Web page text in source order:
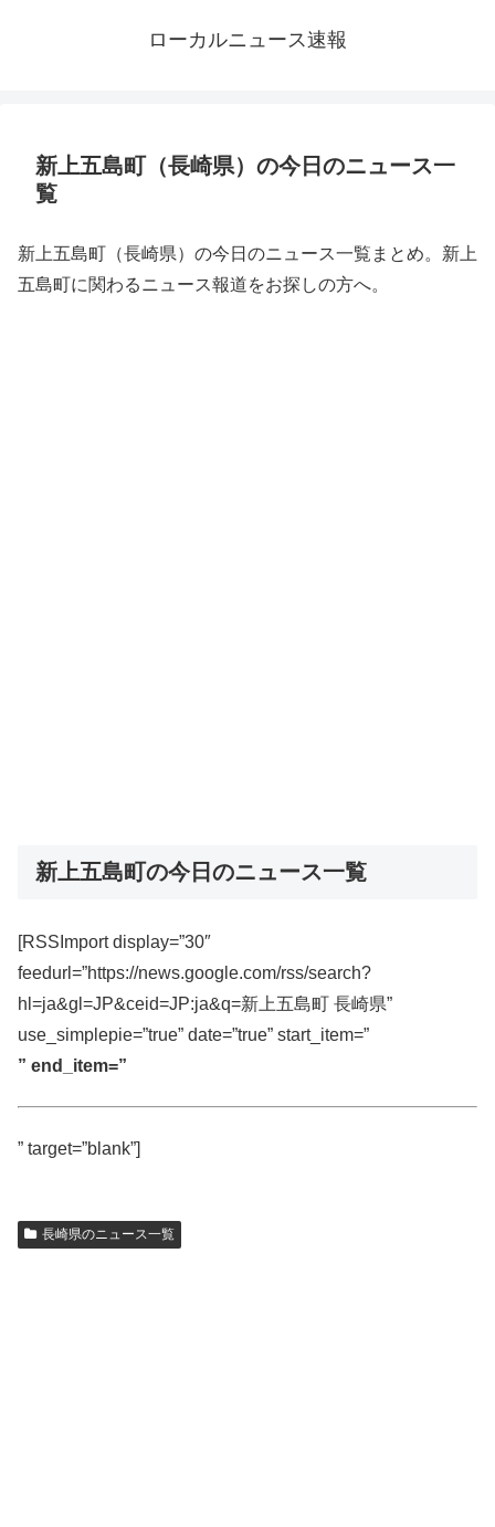
ローカルニュース速報
新上五島町（長崎県）の今日のニュース一
覧
新上五島町（長崎県）の今日のニュース一覧まとめ。新上
五島町に関わるニュース報道をお探しの方へ。
新上五島町の今日のニュース一覧
[RSSImport display=”30″
feedurl=”https://news.google.com/rss/search?
hl=ja&gl=JP&ceid=JP:ja&q=新上五島町 長崎県”
use_simplepie=”true” date=”true” start_item=”
” end_item=”
” target=”blank”]
長崎県のニュース一覧